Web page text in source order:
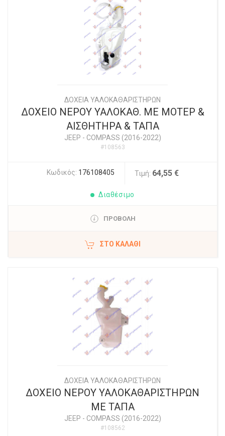
ΔΟΧΕΙΑ ΥΑΛΟΚΑΘΑΡΙΣΤΗΡΩΝ
ΔΟΧΕΙΟ ΝΕΡΟΥ ΥΑΛΟΚΑΘ. ΜΕ ΜΟΤΕΡ &
ΑΙΣΘΗΤΗΡΑ & ΤΑΠΑ
JEEP - COMPASS (2016-2022)
#108563
Κωδικός: 176108405 Τιμή: 64,55 €
Διαθέσιμο
ΠΡΟΒΟΛΗ
ΣΤΟ ΚΑΛΆΘΙ
ΔΟΧΕΙΑ ΥΑΛΟΚΑΘΑΡΙΣΤΗΡΩΝ
ΔΟΧΕΙΟ ΝΕΡΟΥ ΥΑΛΟΚΑΘΑΡΙΣΤΗΡΩΝ
ΜΕ ΤΑΠΑ
JEEP - COMPASS (2016-2022)
#108562